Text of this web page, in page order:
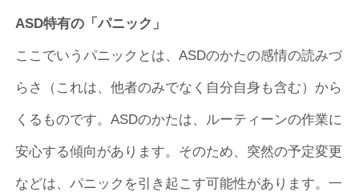
ASD特有の「パニック」
ここでいうパニックとは、ASDのかたの感情の読みづ
らさ（これは、他者のみでなく自分自身も含む）から
くるものです。ASDのかたは、ルーティーンの作業に
安心する傾向があります。そのため、突然の予定変更
などは、パニックを引き起こす可能性があります。一